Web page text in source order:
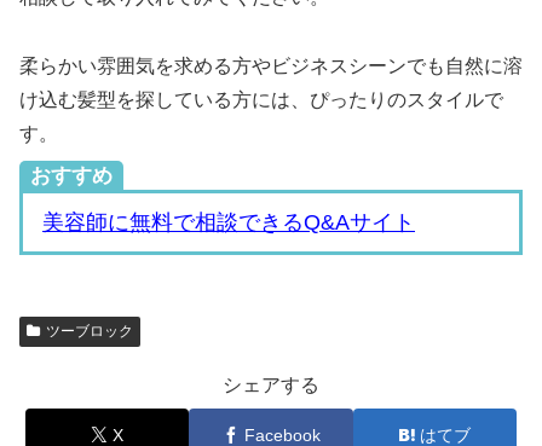
柔らかい雰囲気を求める方やビジネスシーンでも自然に溶
け込む髪型を探している方には、ぴったりのスタイルで
す。
おすすめ
美容師に無料で相談できるQ&Aサイト
ツーブロック
シェアする
X Facebook はてブ